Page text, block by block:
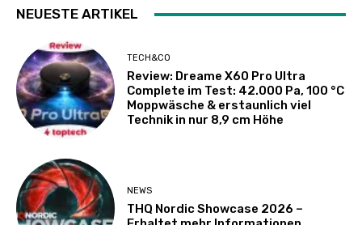
NEUESTE ARTIKEL
TECH&CO
Review: Dreame X60 Pro Ultra
Complete im Test: 42.000 Pa, 100 °C
Moppwäsche & erstaunlich viel
Technik in nur 8,9 cm Höhe
NEWS
THQ Nordic Showcase 2026 –